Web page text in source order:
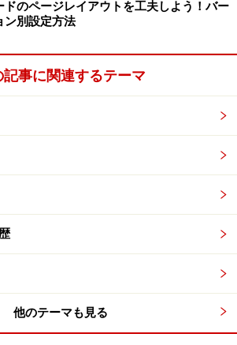
り替えます。
］［下］［左］［右］をすべて
。
リックします。
下］［左］［右］をすべて
OK］ボタンをクリックします
ドのページレイアウトを工夫しよう！バー
ン別設定方法
記事に関連するテーマ
他のテーマも見る